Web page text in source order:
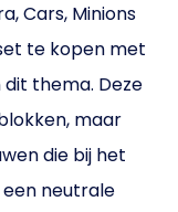
Cars, Minions
te kopen met
thema. Deze
maar
die bij het
neutrale